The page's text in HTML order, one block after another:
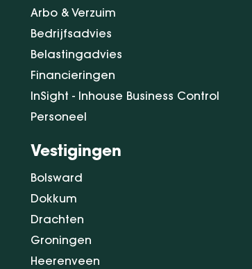
Arbo & Verzuim
Bedrijfsadvies
Belastingadvies
Financieringen
InSight - Inhouse Business Control
Personeel
Vestigingen
Bolsward
Dokkum
Drachten
Groningen
Heerenveen